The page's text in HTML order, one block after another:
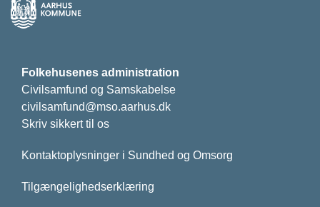
Folkehusenes administration
Civilsamfund og Samskabelse
civilsamfund@mso.aarhus.dk
Skriv sikkert til os
Kontaktoplysninger i Sundhed og Omsorg
Tilgængelighedserklæring